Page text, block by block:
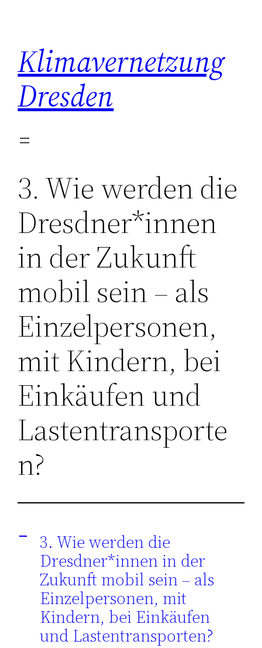
springen
Klimavernetzung
Dresden
3. Wie werden die
Dresdner*innen
in der Zukunft
mobil sein – als
Einzelpersonen,
mit Kindern, bei
Einkäufen und
Lastentransporte
n?
A
3. Wie werden die
Dresdner*innen in der
Zukunft mobil sein – als
Einzelpersonen, mit
Kindern, bei Einkäufen
und Lastentransporten?